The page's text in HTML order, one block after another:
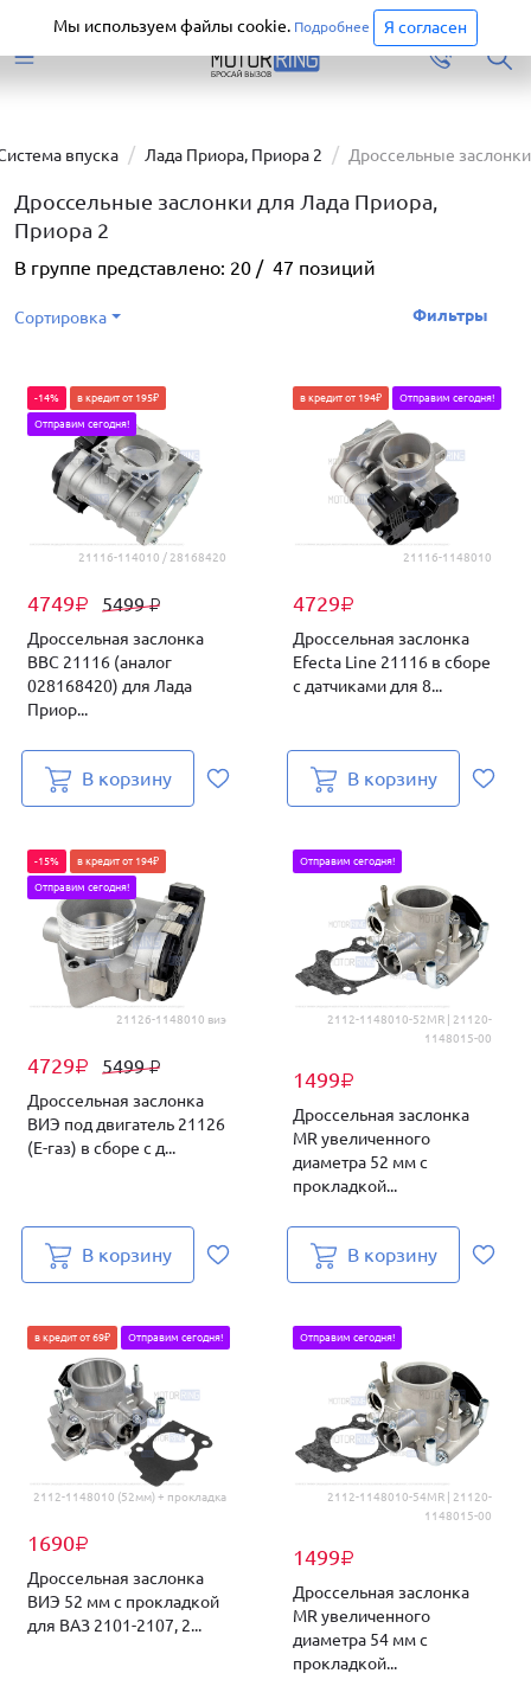
Перейти
впуска Лада Приора, Приора 2 Дроссельные заслонки
Дроссельные заслонки для Лада Приора,
Приора 2
В группе представлено: 20 / 47 позиций
Сортировка Фильтры
21116-114010 / 28168420
4749₽ 5499₽
-14% в кредит от 195₽
Отправим сегодня!
Дроссельная заслонка
BBC 21116 (аналог
028168420) для Лада
Приор...
В корзину
21116-1148010
4729₽
в кредит от 194₽ Отправим сегодня!
Дроссельная заслонка
Efecta Line 21116 в сборе
с датчиками для 8...
В корзину
21126-1148010 виэ
4729₽ 5499₽
-15% в кредит от 194₽
Отправим сегодня!
Дроссельная заслонка
ВИЭ под двигатель 21126
(Е-газ) в сборе с д...
В корзину
2112-1148010-52MR | 21120-
1148015-00
1499₽
Отправим сегодня!
Дроссельная заслонка
MR увеличенного
диаметра 52 мм с
прокладкой...
В корзину
2112-1148010 (52мм) + прокладка
1690₽
в кредит от 69₽ Отправим сегодня!
Дроссельная заслонка
ВИЭ 52 мм с прокладкой
для ВАЗ 2101-2107, 2...
2112-1148010-54MR | 21120-
1148015-00
1499₽
Отправим сегодня!
Дроссельная заслонка
MR увеличенного
диаметра 54 мм с
прокладкой...
Мы используем файлы cookie. Подробнее Я согласен